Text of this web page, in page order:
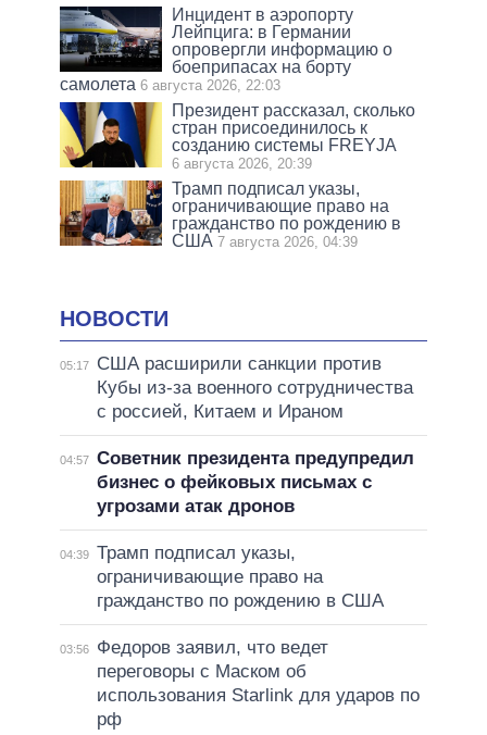
Инцидент в аэропорту
Лейпцига: в Германии
опровергли информацию о
боеприпасах на борту
самолета 6 августа 2026, 22:03
Президент рассказал, сколько
стран присоединилось к
созданию системы FREYJA
6 августа 2026, 20:39
Трамп подписал указы,
ограничивающие право на
гражданство по рождению в
США 7 августа 2026, 04:39
НОВОСТИ
05:17
США расширили санкции против
Кубы из-за военного сотрудничества
с россией, Китаем и Ираном
04:57 Советник президента предупредил
бизнес о фейковых письмах с
угрозами атак дронов
04:39 Трамп подписал указы,
ограничивающие право на
гражданство по рождению в США
03:56
Федоров заявил, что ведет
переговоры с Маском об
использования Starlink для ударов по
рф